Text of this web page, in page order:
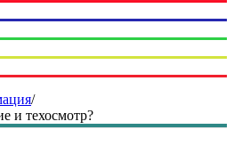
/
и техосмотр?